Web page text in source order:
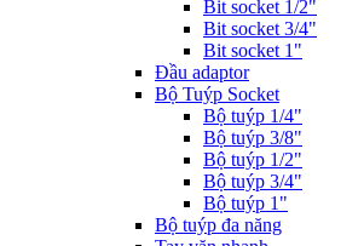
Bit socket 1/2"
Bit socket 3/4"
Bit socket 1"
Đầu adaptor
Bộ Tuýp Socket
Bộ tuýp 1/4"
Bộ tuýp 3/8"
Bộ tuýp 1/2"
Bộ tuýp 3/4"
Bộ tuýp 1"
Bộ tuýp đa năng